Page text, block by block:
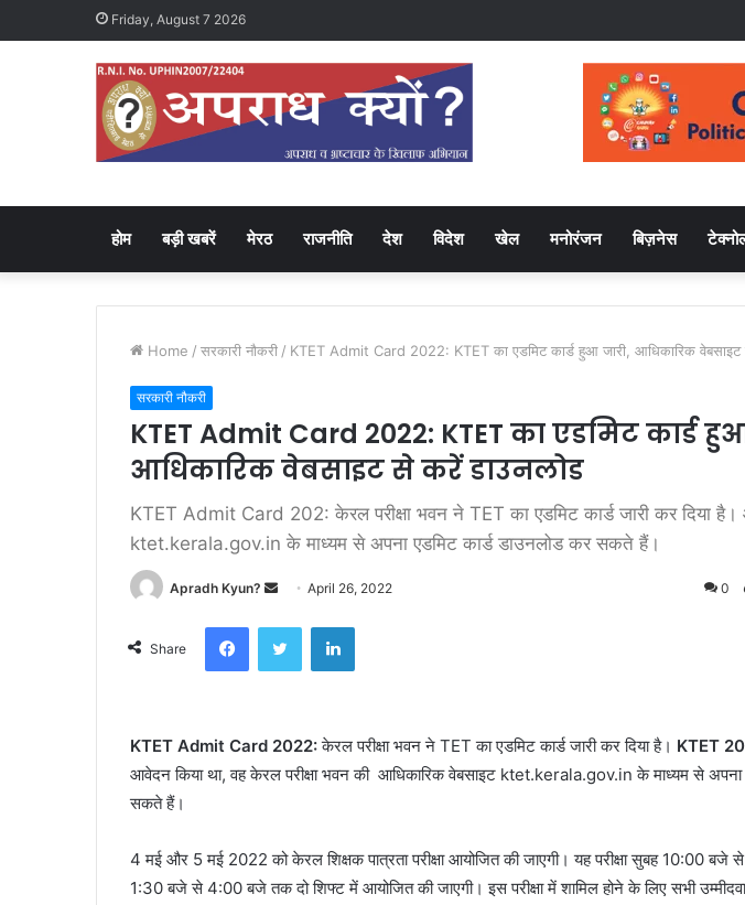
Friday, August 7 2026
होम बड़ी खबरें मेरठ राजनीति देश विदेश खेल मनोरंजन बिज़नेस
Home / सरकारी नौकरी / KTET Admit Card 2022: KTET का एडमिट कार्ड हुआ जारी, आधिकारिक
सरकारी नौकरी
KTET Admit Card 2022: KTET का एडमिट कार्ड
आधिकारिक वेबसाइट से करें डाउनलोड
KTET Admit Card 202: केरल परीक्षा भवन ने TET का एडमिट कार्ड जारी कर दिया है।
ktet.kerala.gov.in के माध्यम से अपना एडमिट कार्ड डाउनलोड कर सकते हैं।
Apradh Kyun?
n
e
m
l
April 26, 2022 0
Share
KTET Admit Card 2022:केरल परीक्षा भवन ने TET का एडमिट कार्ड जारी कर दिया है। KTET
आवेदन किया था, वह केरल परीक्षा भवन की आधिकारिक वेबसाइट ktet.kerala.gov.in के माध्यम से अपना
सकते हैं।
4 मई और 5 मई 2022 को केरल शिक्षक पात्रता परीक्षा आयोजित की जाएगी। यह परीक्षा सुबह 10:00
1:30 बजे से 4:00 बजे तक दो शिफ्ट में आयोजित की जाएगी। इस परीक्षा में शामिल होने के लिए सभी